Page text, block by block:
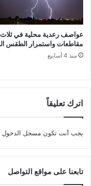
عواصف رعدية محلية في ثلاث
مقاطعات واستمرار الطقس
منذ 4 أسابيع
اترك تعليقاً
يجب أنت تكون مسجل الدخول
تابعنا على مواقع التواصل